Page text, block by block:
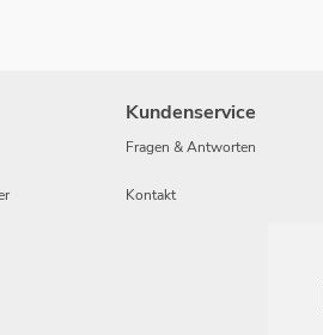
Kundenservice
Fragen & Antworten
Kontakt